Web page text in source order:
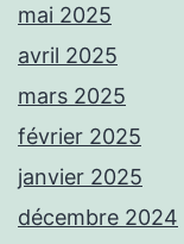
mai 2025
avril 2025
mars 2025
février 2025
janvier 2025
décembre 2024